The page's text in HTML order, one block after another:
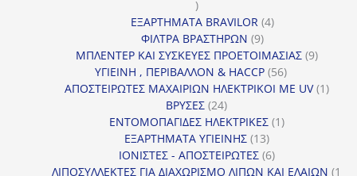
16
προϊόντα
ΕΞΑΡΤΗΜΑΤΑ BRAVILOR 44
ΦΙΛΤΡΑ ΒΡΑΣΤΗΡΩΝ 99
προϊόντα
ΜΠΛΕΝΤΕΡ ΚΑΙ ΣΥΣΚΕΥΕΣ ΠΡΟΕΤΟΙΜΑΣΙΑΣ 99
ΥΓΙΕΙΝΗ , ΠΕΡΙΒΑΛΛΟΝ & HACCP 5656
προϊόντα
ΑΠΟΣΤΕΙΡΩΤΕΣ ΜΑΧΑΙΡΙΩΝ ΗΛΕΚΤΡΙΚΟΙ ΜΕ UV 11
ΒΡΥΣΕΣ 2424
προϊόντα
ΕΝΤΟΜΟΠΑΓΙΔΕΣ ΗΛΕΚΤΡΙΚΕΣ 11
ΕΞΑΡΤΗΜΑΤΑ ΥΓΙΕΙΝΗΣ 1313
προϊόντα
ΙΟΝΙΣΤΕΣ - ΑΠΟΣΤΕΙΡΩΤΕΣ 66
προϊόντα
ΛΙΠΟΣΥΛΛΕΚΤΕΣ ΓΙΑ ΔΙΑΧΩΡΙΣΜΟ ΛΙΠΩΝ ΚΑΙ ΕΛΑΙΩΝ 1